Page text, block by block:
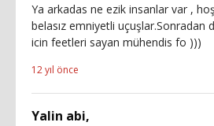
Ya arkadas ne ezik insanlar var ,
belasız emniyetli uçuşlar.Sonradan
icin feetleri sayan mühendis fo )))
12 yıl önce
Yalin abi,